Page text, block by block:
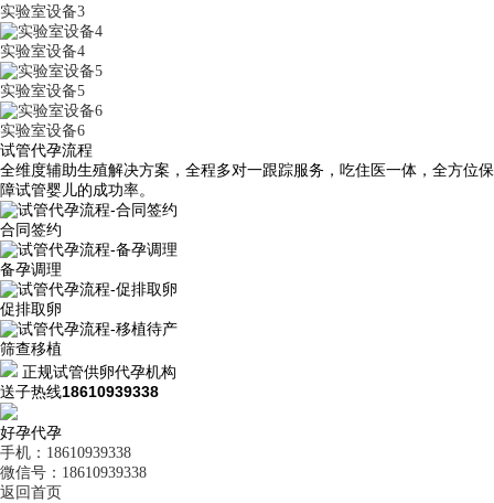
实验室设备3
实验室设备4
实验室设备5
实验室设备6
试管代孕流程
全维度辅助生殖解决方案，全程多对一跟踪服务，吃住医一体，全方位保
障试管婴儿的成功率。
合同签约
备孕调理
促排取卵
筛查移植
正规试管供卵代孕机构
送子热线18610939338
好孕代孕
手机：18610939338
微信号：18610939338
返回首页